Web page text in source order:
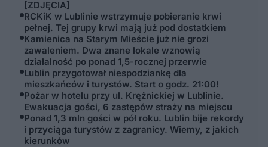
[ZDJĘCIA]
RCKiK w Lublinie wstrzymuje pobieranie krwi
pełnej. Tej grupy krwi mają już pod dostatkiem
Kamienica na Starym Mieście już nie grozi
zawaleniem. Dwa znane lokale wznowią
działalność po ponad 1,5-rocznej przerwie
Lublin przygotował niespodziankę dla
mieszkańców i turystów. Start o godz. 21:00!
Pożar w hotelu przy ul. Krężnickiej w Lublinie.
Ewakuacja gości, 6 zastępów straży na miejscu
Ponad 1,3 mln gości w pół roku. Lublin bije rekordy
i przyciąga turystów z zagranicy. Wiemy, z jakich
kierunków